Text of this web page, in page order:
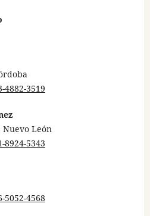
4882-3519
León
8924-5343
5052-4568